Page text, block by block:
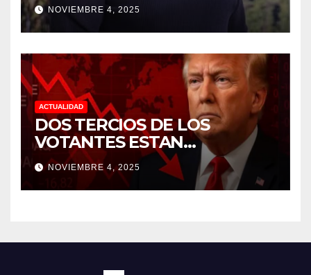
CUATRO “ EMPLEADOS DEL
MES” POR SU LIDERAZGO Y
DEDICACIÓN EN LOS
VIÑEDOS
NOVIEMBRE 4, 2025
ACTUALIDAD
DOS TERCIOS DE LOS
VOTANTES ESTAN
FRUSTRADOS CON TRUMP
PORQUE EL COSTO DE VIDA
CADA DIA SUBE Y LA
NEWS.
NOVIEMBRE 4, 2025